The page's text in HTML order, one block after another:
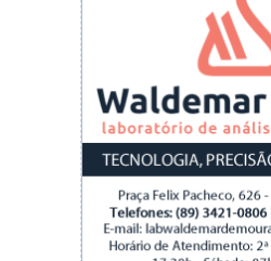
Assistência Social irá
destino do Projeto.